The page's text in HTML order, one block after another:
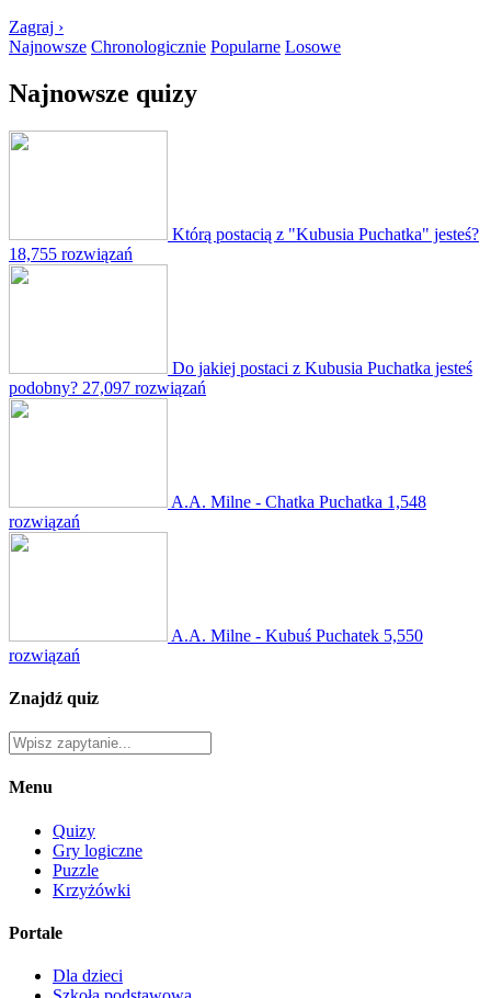
Zagraj ›
Najnowsze Chronologicznie Popularne Losowe
Najnowsze quizy
Którą postacią z "Kubusia Puchatka" jesteś?
18,755 rozwiązań
Do jakiej postaci z Kubusia Puchatka jesteś
podobny? 27,097 rozwiązań
A.A. Milne - Chatka Puchatka 1,548
rozwiązań
A.A. Milne - Kubuś Puchatek 5,550
rozwiązań
Znajdź quiz
Menu
Quizy
Gry logiczne
Puzzle
Krzyżówki
Portale
Dla dzieci